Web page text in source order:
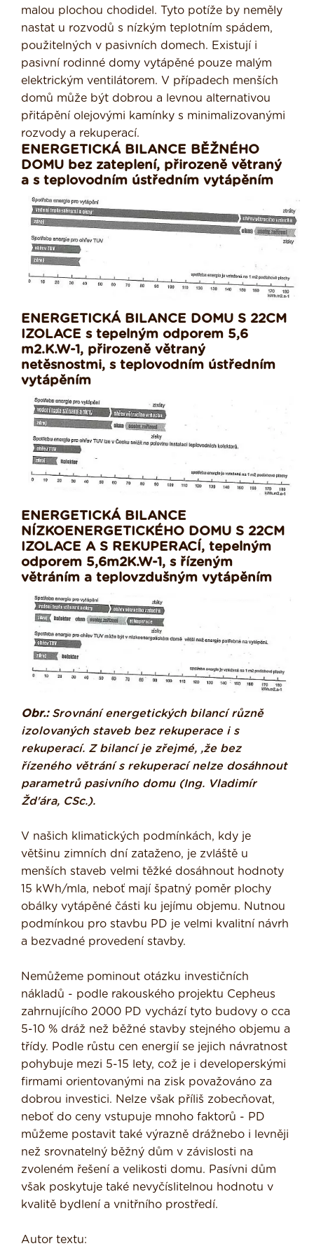
malou plochou chodidel. Tyto potíže by neměly
nastat u rozvodů s nízkým teplotním spádem,
použitelných v pasivních domech. Existují i
pasivní rodinné domy vytápěné pouze malým
elektrickým ventilátorem. V případech menších
domů může být dobrou a levnou alternativou
přitápění olejovými kamínky s minimalizovanými
rozvody a rekuperací.
ENERGETICKÁ BILANCE BĚŽNÉHO
DOMU bez zateplení, přirozeně větraný
a s teplovodním ústředním vytápěním
ENERGETICKÁ BILANCE DOMU S 22CM
IZOLACE s tepelným odporem 5,6
m2.K.W-1, přirozeně větraný
netěsnostmi, s teplovodním ústředním
vytápěním
ENERGETICKÁ BILANCE
NÍZKOENERGETICKÉHO DOMU S 22CM
IZOLACE A S REKUPERACÍ, tepelným
odporem 5,6m2K.W-1, s řízeným
větráním a teplovzdušným vytápěním
Obr.:Srovnání energetických bilancí různě
izolovaných staveb bez rekuperace i s
rekuperací. Z bilancí je zřejmé, ,že bez
řízeného větrání s rekuperací nelze dosáhnout
parametrů pasivního domu (Ing. Vladimír
Žd'ára, CSc.).
V našich klimatických podmínkách, kdy je
většinu zimních dní zataženo, je zvláště u
menších staveb velmi těžké dosáh­nout hodnoty
15 kWh/mla, neboť mají špatný poměr plochy
obálky vytápěné části ku jejímu objemu. Nutnou
podmín­kou pro stavbu PD je velmi kvalitní návrh
a bezvadné provedení stavby.
Nemůžeme pominout otázku investičních
nákladů - podle rakouského projektu Cepheus
zahrnujícího 2000 PD vychází tyto budovy o cca
5-10 % dráž než běžné stavby stejného objemu a
třídy. Podle růstu cen energií se jejich návratnost
pohybuje mezi 5-15 lety, což je i develo­perskými
firmami orientovanými na zisk považováno za
dobrou investici. Nelze však příliš zobecňovat,
neboť do ceny vstupuje mnoho faktorů - PD
můžeme postavit také výrazně drážnebo i levněji
než srovnatelný běžný dům v závislosti na
zvoleném řešení a velikosti domu. Pasívni dům
však posky­tuje také nevyčíslitelnou hodnotu v
kvalitě bydlení a vnitřního prostředí.
Autor textu: